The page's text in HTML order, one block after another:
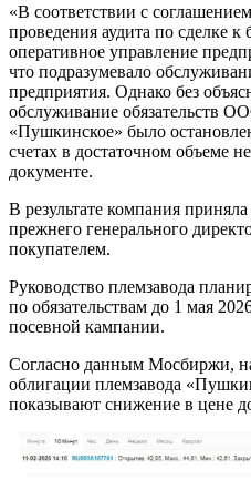
«В соответствии с
проведения аудита по сделке
оперативное управление
что подразумевало
предприятия. Однако без
обслуживание обязательств
«Пушкинское» было
счетах в достаточном объеме
документе.
В результате компания
прежнего генерального
покупателем.
Руководство племзавода
по обязательствам до 1 мая
посевной кампании.
Согласно данным Мосбиржи,
облигации племзавода
показывают снижение в цене